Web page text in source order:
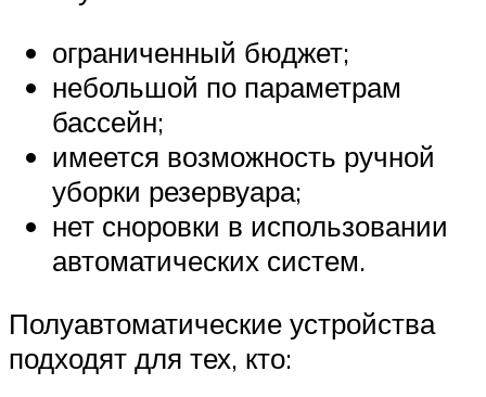
ограниченный бюджет;
небольшой по параметрам
бассейн;
имеется возможность ручной
уборки резервуара;
нет сноровки в использовании
автоматических систем.
Полуавтоматические устройства
подходят для тех, кто: